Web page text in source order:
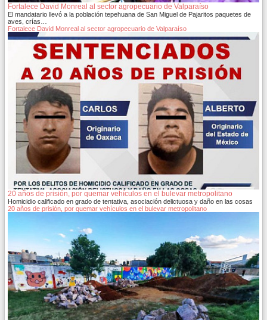
Fortalece David Monreal al sector agropecuario de Valparaíso
El mandatario llevó a la población tepehuana de San Miguel de Pajaritos paquetes de
aves, crías…
Fortalece David Monreal al sector agropecuario de Valparaíso
20 años de prisión, por quemar vehículos en el bulevar metropolitano
Homicidio calificado en grado de tentativa, asociación delictuosa y daño en las cosas
20 años de prisión, por quemar vehículos en el bulevar metropolitano